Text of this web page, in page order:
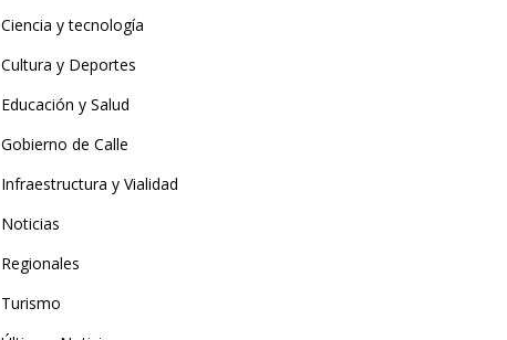
Ciencia y tecnología
Cultura y Deportes
Educación y Salud
Gobierno de Calle
Infraestructura y Vialidad
Noticias
Regionales
Turismo